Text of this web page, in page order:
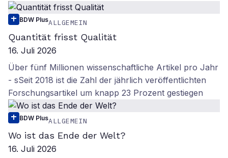
BDW PlusALLGEMEIN
Quantität frisst Qualität
16. Juli 2026
Über fünf Millionen wissenschaftliche Artikel pro Jahr
- sSeit 2018 ist die Zahl der jährlich veröffentlichten
Forschungsartikel um knapp 23 Prozent gestiegen
BDW PlusALLGEMEIN
Wo ist das Ende der Welt?
16. Juli 2026